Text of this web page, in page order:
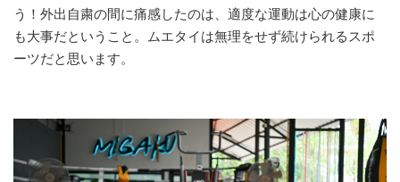
う！外出自粛の間に痛感したのは、適度な運動は心の健康に
も大事だということ。ムエタイは無理をせず続けられるスポ
ーツだと思います。